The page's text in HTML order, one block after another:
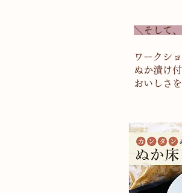
＼そして
ワークシ
ぬか漬け
おいしさ